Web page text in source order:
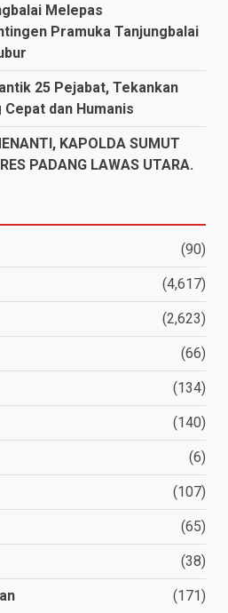
Melepas
Pramuka Tanjungbalai
25 Pejabat, Tekankan
dan Humanis
KAPOLDA SUMUT
PADANG LAWAS UTARA.
(90)
(4,617)
(2,623)
(66)
(134)
(140)
(6)
(107)
(65)
(38)
(171)